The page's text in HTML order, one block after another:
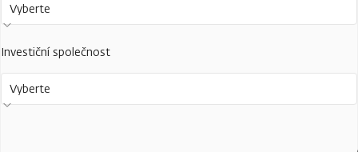
Vyberte
Investiční společnost
Vyberte